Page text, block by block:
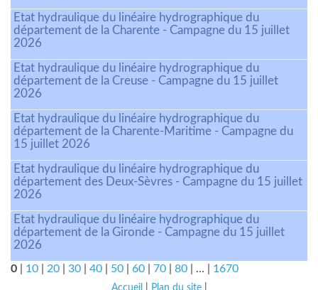
Etat hydraulique du linéaire hydrographique du
département de la Charente - Campagne du 15 juillet
2026
Etat hydraulique du linéaire hydrographique du
département de la Creuse - Campagne du 15 juillet
2026
Etat hydraulique du linéaire hydrographique du
département de la Charente-Maritime - Campagne du
15 juillet 2026
Etat hydraulique du linéaire hydrographique du
département des Deux-Sèvres - Campagne du 15 juillet
2026
Etat hydraulique du linéaire hydrographique du
département de la Gironde - Campagne du 15 juillet
2026
0 10 20 30 40 50 60 70 80 ... 1670
Accueil Plan du site|